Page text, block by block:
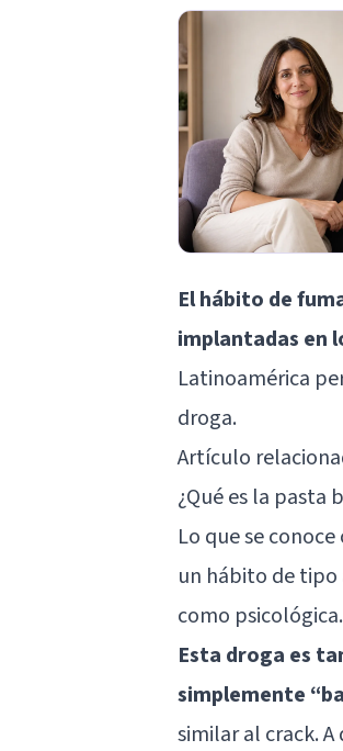
El hábito de
implantadas en
Latinoamérica
droga.
Artículo
¿Qué es la pasta
Lo que se
un hábito de tipo
como psicológica.
Esta droga es
simplemente
similar al crack.